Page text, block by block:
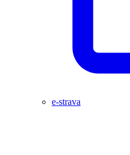
e-strava